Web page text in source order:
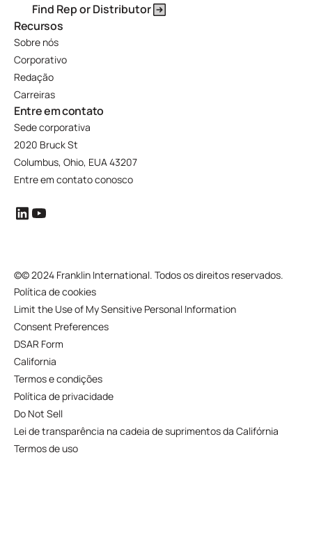
Find Rep or Distributor
Recursos
Sobre nós
Corporativo
Redação
Carreiras
Entre em contato
Sede corporativa
2020 Bruck St
Columbus, Ohio, EUA 43207
Entre em contato conosco
©© 2024 Franklin International. Todos os direitos reservados.
Política de cookies
Limit the Use of My Sensitive Personal Information
Consent Preferences
DSAR Form
California
Termos e condições
Política de privacidade
Do Not Sell
Lei de transparência na cadeia de suprimentos da Califórnia
Termos de uso